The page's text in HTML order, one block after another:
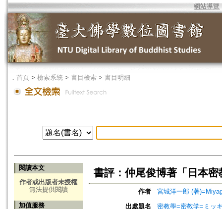
網站導覽
． 首頁 > 檢索系統 > 書目檢索 > 書目明細
閱讀本文
作者或出版者未授權
無法提供閱讀
加值服務
書評：仲尾俊博著「日本
作者
宮城洋一郎 (著
出處題名
密教學=密教学=ミッ